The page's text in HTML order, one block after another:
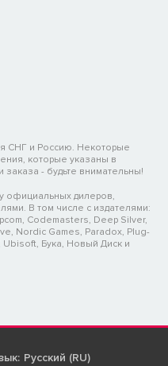
СНГ и Россию. Некоторые
которые указаны в
- будьте внимательны!
официальных дилеров,
В том числе с издателями:
Codemasters, Deep Silver,
Nordic Games, Paradox, Plug-
Ubisoft, Бука, Новый Диск и
Русский (RU)